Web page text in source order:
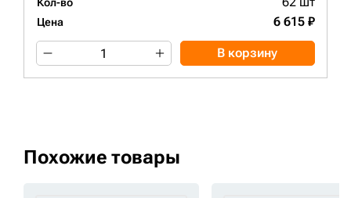
Цена 6 615 ₽
В корзину
Похожие товары